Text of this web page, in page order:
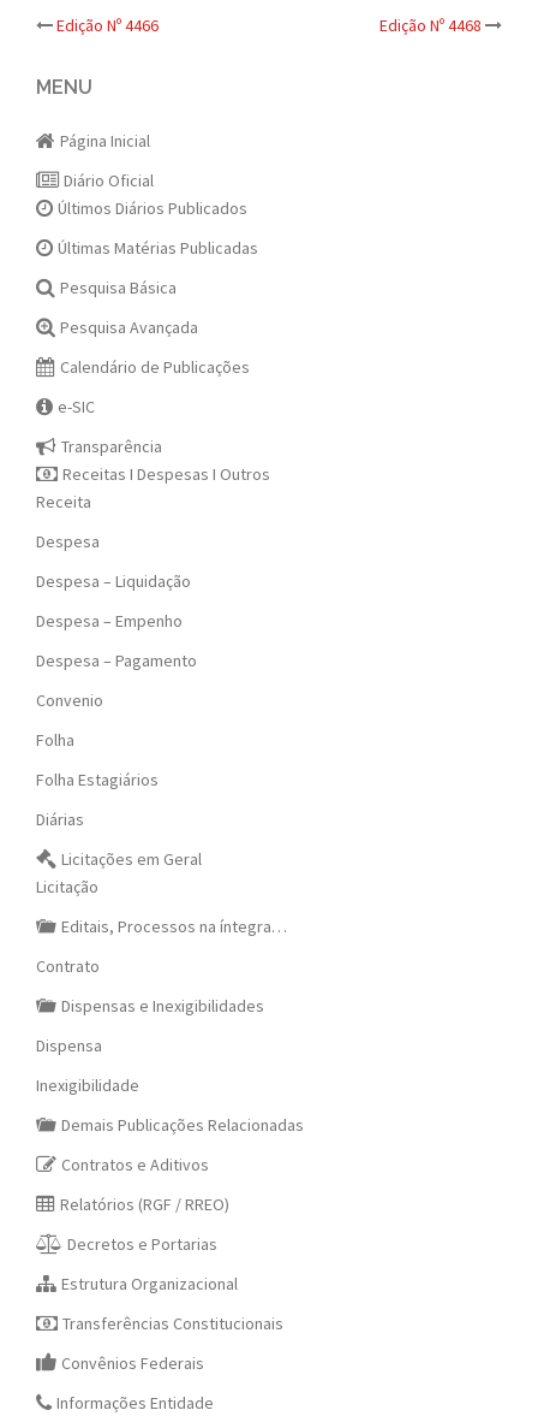
Post
navigation
Edição Nº 4466 Edição Nº 4468
MENU
Página Inicial
Diário Oficial
Últimos Diários Publicados
Últimas Matérias Publicadas
Pesquisa Básica
Pesquisa Avançada
Calendário de Publicações
e-SIC
Transparência
Receitas I Despesas I Outros
Receita
Despesa
Despesa – Liquidação
Despesa – Empenho
Despesa – Pagamento
Convenio
Folha
Folha Estagiários
Diárias
Licitações em Geral
Licitação
Editais, Processos na íntegra…
Contrato
Dispensas e Inexigibilidades
Dispensa
Inexigibilidade
Demais Publicações Relacionadas
Contratos e Aditivos
Relatórios (RGF / RREO)
Decretos e Portarias
Estrutura Organizacional
Transferências Constitucionais
Convênios Federais
Informações Entidade